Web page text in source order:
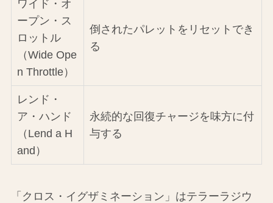
ワイド・オ
ープン・ス
ロットル
（Wide Ope
n Throttle）
倒されたパレットをリセットでき
る
レンド・
ア・ハンド
（Lend a H
and）
永続的な回復チャージを味方に付
与する
「クロス・イグザミネーション」はテラーラジウ